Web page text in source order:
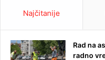
Najčitanije
Rad na
radno